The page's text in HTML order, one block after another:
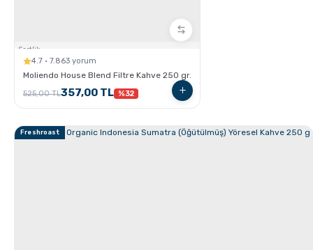
GROSCHE French Press'ler ile Cold Brew Nasıl
Sertlik:
4.7 · 7.863 yorum
Moliendo House Blend Filtre Kahve 250 gr.
525,00 TL357,00 TL %32
Freshroast